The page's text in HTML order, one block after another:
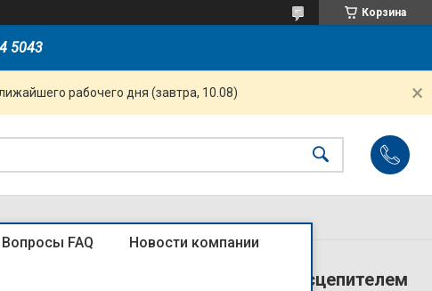
Корзина
5043
рабочего дня (завтра, 10.08)
Вопросы FAQ Новости компании
3P 800А 70кА с рег. термомаг. расцепителем